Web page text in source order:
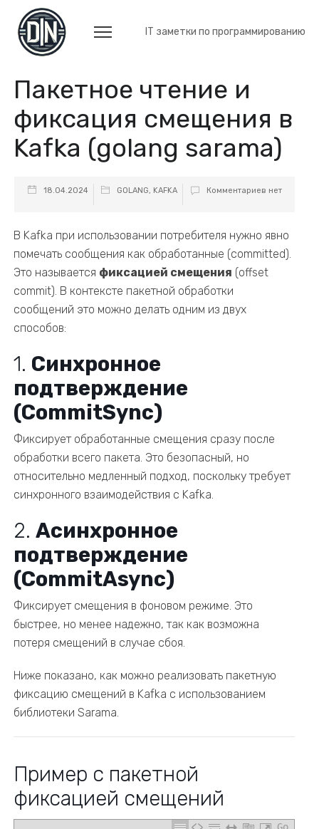
IT заметки по программированию
Пакетное чтение и
фиксация смещения в
Kafka (golang sarama)
18.04.2024 GOLANG, KAFKA Комментариев нет
В Kafka при использовании потребителя нужно явно
помечать сообщения как обработанные (committed).
Это называется фиксацией смещения (offset
commit). В контексте пакетной обработки
сообщений это можно делать одним из двух
способов:
1. Синхронное
подтверждение
(CommitSync)
Фиксирует обработанные смещения сразу после
обработки всего пакета. Это безопасный, но
относительно медленный подход, поскольку требует
синхронного взаимодействия с Kafka.
2.Асинхронное
подтверждение
(CommitAsync)
Фиксирует смещения в фоновом режиме. Это
быстрее, но менее надежно, так как возможна
потеря смещений в случае сбоя.
Ниже показано, как можно реализовать пакетную
фиксацию смещений в Kafka с использованием
библиотеки Sarama.
Пример с пакетной
фиксацией смещений